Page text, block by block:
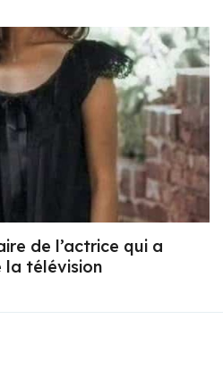
de l’actrice qui a
la télévision